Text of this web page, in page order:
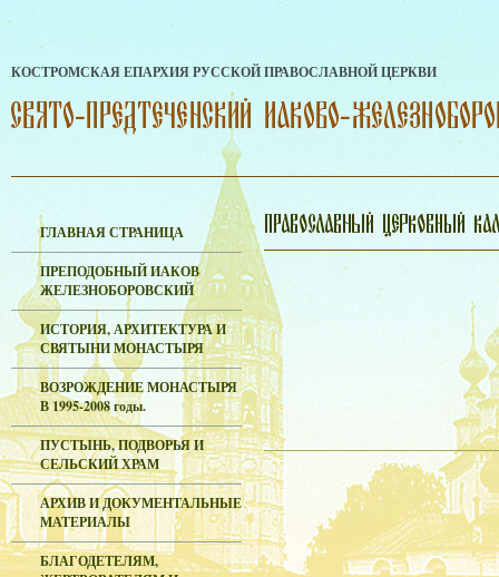
КОСТРОМСКАЯ ЕПАРХИЯ РУССКОЙ ПРАВОСЛАВНОЙ ЦЕРКВИ
ГЛАВНАЯ СТРАНИЦА
ПРЕПОДОБНЫЙ ИАКОВ
ЖЕЛЕЗНОБОРОВСКИЙ
ИСТОРИЯ, АРХИТЕКТУРА И
СВЯТЫНИ МОНАСТЫРЯ
ВОЗРОЖДЕНИЕ МОНАСТЫРЯ
В 1995-2008 годы.
ПУСТЫНЬ, ПОДВОРЬЯ И
СЕЛЬСКИЙ ХРАМ
АРХИВ И ДОКУМЕНТАЛЬНЫЕ
МАТЕРИАЛЫ
БЛАГОДЕТЕЛЯМ,